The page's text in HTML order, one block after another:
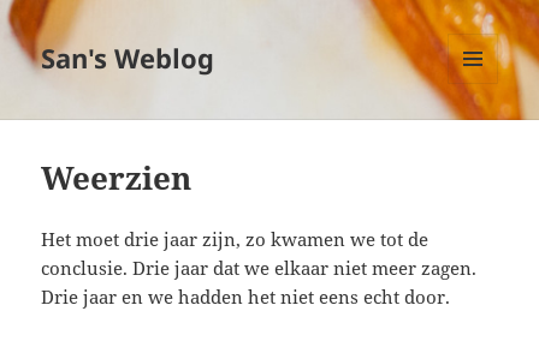
San's Weblog
MENU
EN
Weerzien
Het moet drie jaar zijn, zo kwamen we tot de
conclusie. Drie jaar dat we elkaar niet meer zagen.
Drie jaar en we hadden het niet eens echt door.